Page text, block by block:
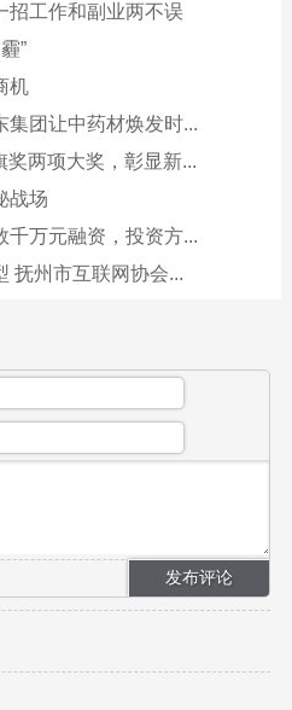
招工作和副业两不误
”
机
集团让中药材焕发时...
两项大奖，彰显新...
战场
千万元融资，投资方...
抚州市互联网协会...